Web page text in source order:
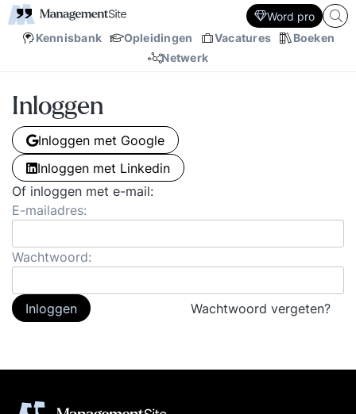
Kennisbank Opleidingen Vacatures
Boeken
Netwerk
Word pro
Inloggen
Inloggen met Google
Inloggen met Linkedin
Of inloggen met e-mail:
E-mailadres:
Wachtwoord:
Inloggen Wachtwoord vergeten?